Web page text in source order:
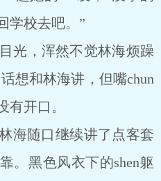
校去吧。”
，浑然不觉林海烦躁
想和林海讲，但嘴chun
有开口。
随口继续讲了点客套
。黑色风衣下的shen躯